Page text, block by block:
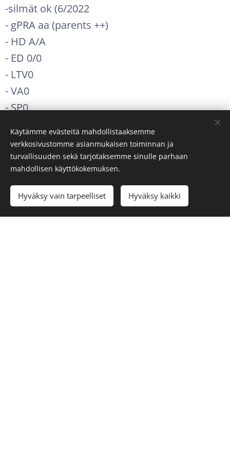
-silmät ok (6/2022
- gPRA aa (parents ++)
- HD A/A
- ED 0/0
- LTV0
- VA0
- SP0
- veriarvot normaalit
syksystä 2022.
Pena on käytettävissä jalostukseen kasvattajalle,
Käytämme evästeitä mahdollistaaksemme
verkkosivustomme asianmukaisen toiminnan ja
turvallisuuden sekä tarjotaksemme sinulle parhaan
mahdollisen käyttökokemuksen.
Hyväksy vain tarpeelliset Hyväksy kaikki